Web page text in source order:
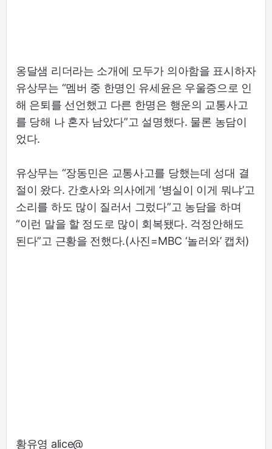
옹달샘 리더라는 소개에 모두가 의아함을 표시하자
유상무는 “멤버 중 한명인 유세윤은 우울증으로 인
해 은퇴를 선언했고 다른 한명은 행운의 교통사고
를 당해 나 혼자 남았다”고 설명했다. 물론 농담이
었다.
유상무는 “장동민은 교통사고를 당했는데 성대 결
절이 왔다. 간호사와 의사에게 ‘병실이 이게 뭐냐’고
소리를 하도 많이 질러서 그렀다”고 농담을 하며
“이런 말을 할 정도로 많이 회복됐다. 걱정안해도
된다”고 근황을 전했다.(사진=MBC ‘놀러와’ 캡처)
황유영 alice@